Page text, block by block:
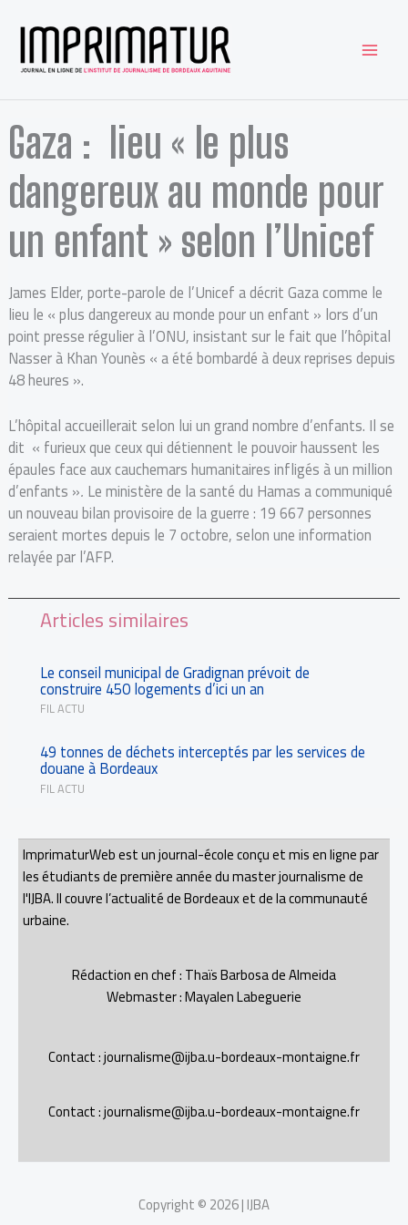
Gaza : lieu « le plus
dangereux au monde pour
un enfant » selon l’Unicef
James Elder, porte-parole de l’Unicef a décrit Gaza comme le
lieu le « plus dangereux au monde pour un enfant » lors d’un
point presse régulier à l’ONU, insistant sur le fait que l’hôpital
Nasser à Khan Younès « a été bombardé à deux reprises depuis
48 heures ».
L’hôpital accueillerait selon lui un grand nombre d’enfants. Il se
dit « furieux que ceux qui détiennent le pouvoir haussent les
épaules face aux cauchemars humanitaires infligés à un million
d’enfants ». Le ministère de la santé du Hamas a communiqué
un nouveau bilan provisoire de la guerre : 19 667 personnes
seraient mortes depuis le 7 octobre, selon une information
relayée par l’AFP.
Articles similaires
Le conseil municipal de Gradignan prévoit de
construire 450 logements d’ici un an
FIL ACTU
49 tonnes de déchets interceptés par les services de
douane à Bordeaux
FIL ACTU
ImprimaturWeb est un journal-école conçu et mis en ligne par
les étudiants de première année du master journalisme de
l'IJBA. Il couvre l’actualité de Bordeaux et de la communauté
urbaine.
Rédaction en chef : Thaïs Barbosa de Almeida
Webmaster : Mayalen Labeguerie
Contact : journalisme@ijba.u-bordeaux-montaigne.fr
Contact : journalisme@ijba.u-bordeaux-montaigne.fr
Copyright © 2026 | IJBA